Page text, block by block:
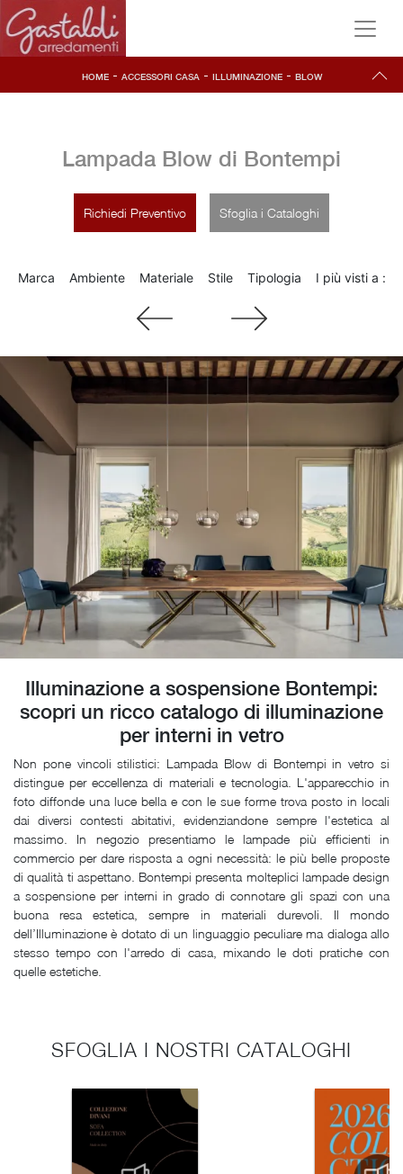
HOME- ACCESSORI CASA- ILLUMINAZIONE - BLOW
Lampada Blow di Bontempi
Richiedi Preventivo Sfoglia i Cataloghi
Marca Ambiente Materiale Stile Tipologia I più visti a :
Illuminazione a sospensione Bontempi:
scopri un ricco catalogo di illuminazione
per interni in vetro
Non pone vincoli stilistici: Lampada Blow di Bontempi in vetro si
distingue per eccellenza di materiali e tecnologia. L'apparecchio in
foto diffonde una luce bella e con le sue forme trova posto in locali
dai diversi contesti abitativi, evidenziandone sempre l'estetica al
massimo. In negozio presentiamo le lampade più efficienti in
commercio per dare risposta a ogni necessità: le più belle proposte
di qualità ti aspettano. Bontempi presenta molteplici lampade design
a sospensione per interni in grado di connotare gli spazi con una
buona resa estetica, sempre in materiali durevoli. Il mondo
dell’Illuminazione è dotato di un linguaggio peculiare ma dialoga allo
stesso tempo con l'arredo di casa, mixando le doti pratiche con
quelle estetiche.
SFOGLIA I NOSTRI CATALOGHI